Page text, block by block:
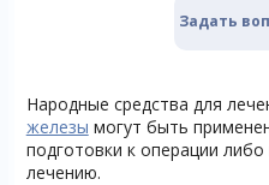
Задать
Народные средства для
железы могут быть
подготовки к операции
лечению.